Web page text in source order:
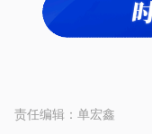
责任编辑： 单宏鑫